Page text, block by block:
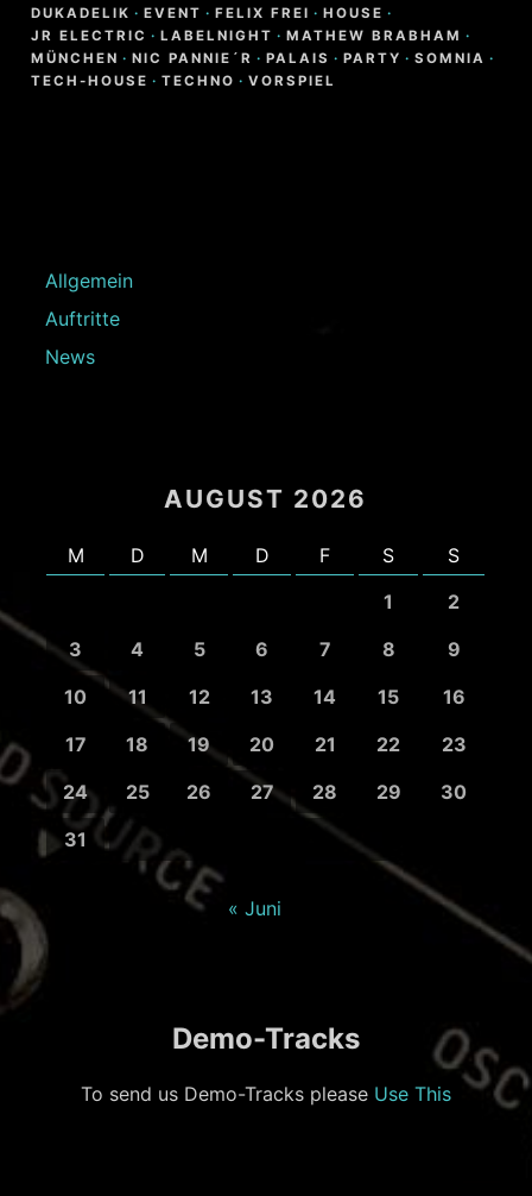
DUKADELIK · EVENT · FELIX FREI · HOUSE ·
JR ELECTRIC · LABELNIGHT · MATHEW BRABHAM ·
MÜNCHEN · NIC PANNIE´R · PALAIS · PARTY · SOMNIA ·
TECH-HOUSE · TECHNO · VORSPIEL
Allgemein
Auftritte
News
AUGUST 2026
M D M D F S
S
1
2
3
4 5 6 7 8
9
10
11 12 13 14 15
16
17
18 19 20 21 22
23
24
25 26 27 28 29
30
31
« Juni
Demo-Tracks
To send us Demo-Tracks please Use This